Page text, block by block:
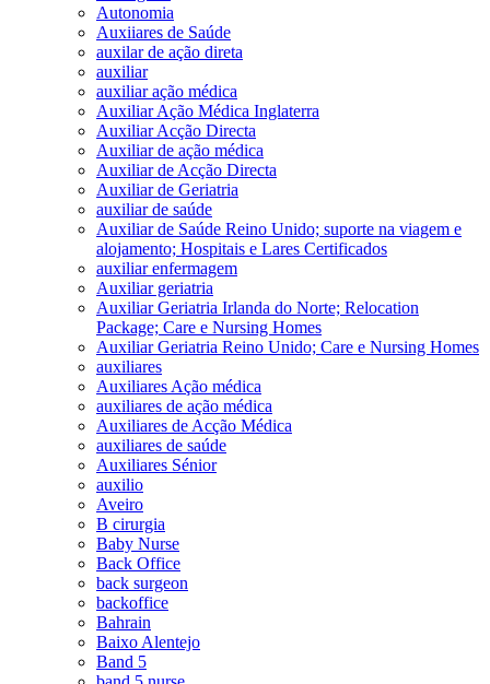
Autonomia
Auxiiares de Saúde
auxilar de ação direta
auxiliar
auxiliar ação médica
Auxiliar Ação Médica Inglaterra
Auxiliar Acção Directa
Auxiliar de ação médica
Auxiliar de Acção Directa
Auxiliar de Geriatria
auxiliar de saúde
Auxiliar de Saúde Reino Unido; suporte na viagem e
alojamento; Hospitais e Lares Certificados
auxiliar enfermagem
Auxiliar geriatria
Auxiliar Geriatria Irlanda do Norte; Relocation
Package; Care e Nursing Homes
Auxiliar Geriatria Reino Unido; Care e Nursing Homes
auxiliares
Auxiliares Ação médica
auxiliares de ação médica
Auxiliares de Acção Médica
auxiliares de saúde
Auxiliares Sénior
auxilio
Aveiro
B cirurgia
Baby Nurse
Back Office
back surgeon
backoffice
Bahrain
Baixo Alentejo
Band 5